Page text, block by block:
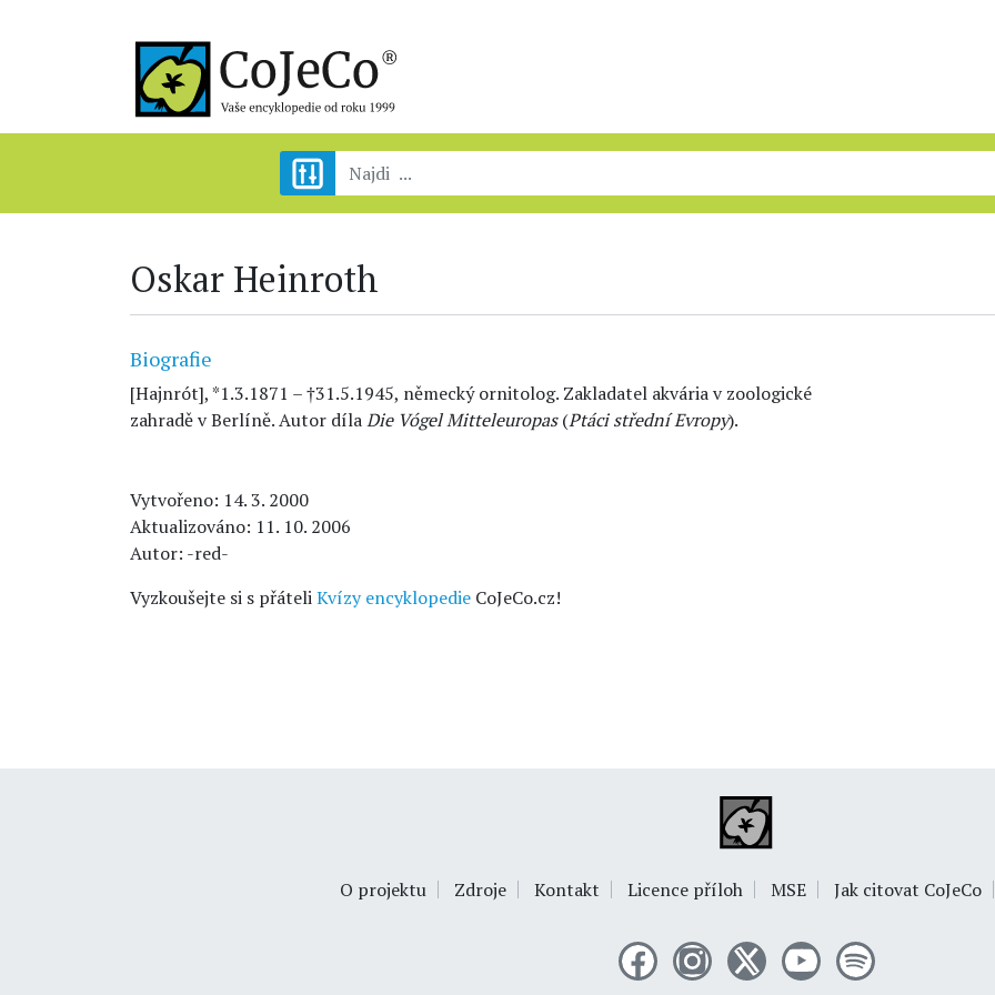
Oskar Heinroth
Biografie
[Hajnrót], *1.3.1871 – †31.5.1945, německý ornitolog. Zakladatel akvária v zoologické
zahradě v Berlíně. Autor dílaDie Vógel Mitteleuropas(Ptáci střední Evropy).
Vytvořeno: 14. 3. 2000
Aktualizováno: 11. 10. 2006
Autor: -red-
Vyzkoušejte si s přáteliKvízy encyklopedie CoJeCo.cz!
O projektu Zdroje Kontakt Licence příloh MSE Jak citovat CoJeCo